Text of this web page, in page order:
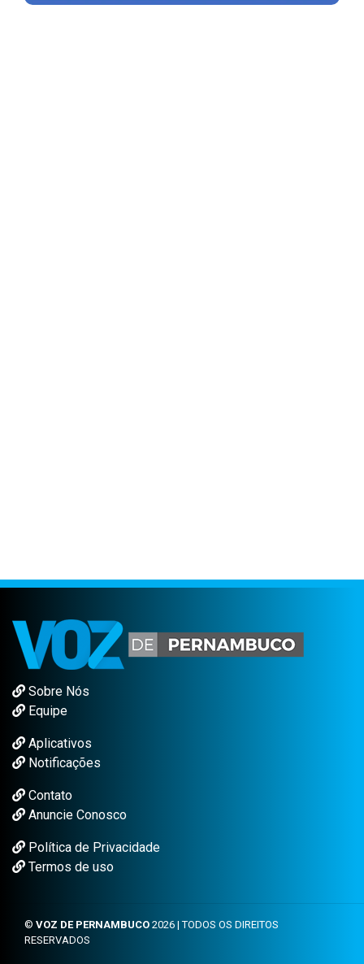
Sobre Nós
Equipe
Aplicativos
Notificações
Contato
Anuncie Conosco
Política de Privacidade
Termos de uso
© VOZ DE PERNAMBUCO 2026 | TODOS OS DIREITOS
RESERVADOS